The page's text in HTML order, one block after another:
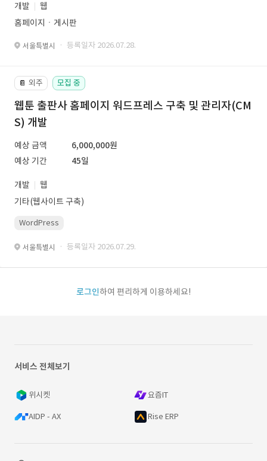
개발
웹
홈페이지ㆍ게시판
서울특별시 · 등록일자 2026.07.28.
📔 외주 모집 중
웹툰 출판사 홈페이지 워드프레스 구축 및 관리자(CM
S) 개발
예상 금액
6,000,000원
예상 기간
45일
개발
웹
기타(웹사이트 구축)
WordPress
서울특별시 · 등록일자 2026.07.29.
로그인하여 편리하게 이용하세요!
서비스 전체보기
위시켓 요즘IT
AIDP - AX Rise ERP